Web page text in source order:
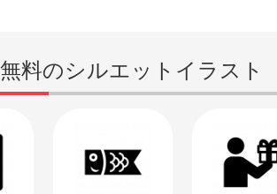
料のシルエットイラスト